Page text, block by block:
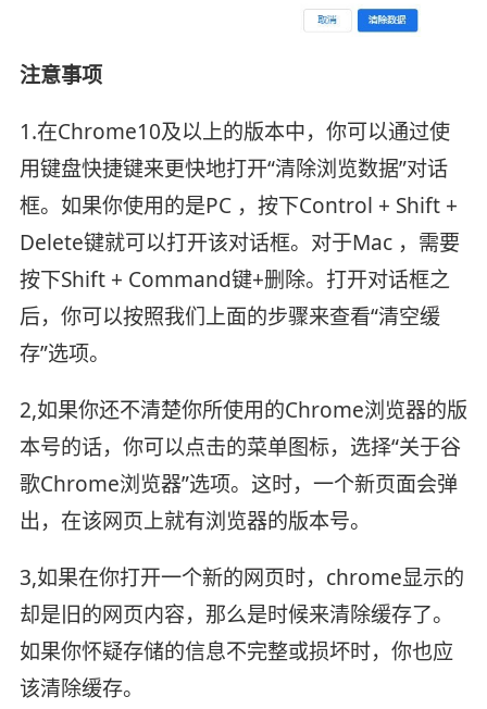
注意事项
1.在Chrome10及以上的版本中，你可以通过使
用键盘快捷键来更快地打开“清除浏览数据”对话
框。如果你使用的是PC ，按下Control + Shift +
Delete键就可以打开该对话框。对于Mac ，需要
按下Shift + Command键+删除。打开对话框之
后，你可以按照我们上面的步骤来查看“清空缓
存”选项。
2,如果你还不清楚你所使用的Chrome浏览器的版
本号的话，你可以点击的菜单图标，选择“关于谷
歌Chrome浏览器”选项。这时，一个新页面会弹
出，在该网页上就有浏览器的版本号。
3,如果在你打开一个新的网页时，chrome显示的
却是旧的网页内容，那么是时候来清除缓存了。
如果你怀疑存储的信息不完整或损坏时，你也应
该清除缓存。